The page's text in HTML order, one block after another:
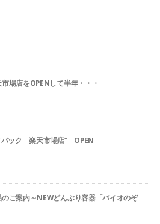
場店をOPENして半年・・・
パック 楽天市場店” OPEN
のご案内～NEWどんぶり容器「バイオのぞ